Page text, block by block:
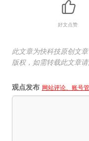
好文点赞
此文章为快科技原创文
版权，如需转载此文章
观点发布 网站评论、账号